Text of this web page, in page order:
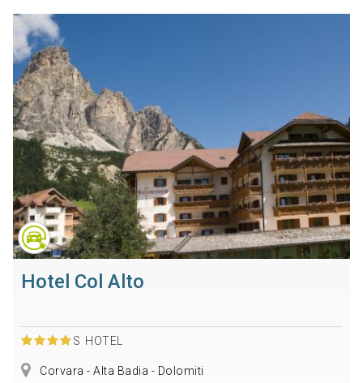
Hotel Col Alto
S HOTEL
Corvara - Alta Badia - Dolomiti